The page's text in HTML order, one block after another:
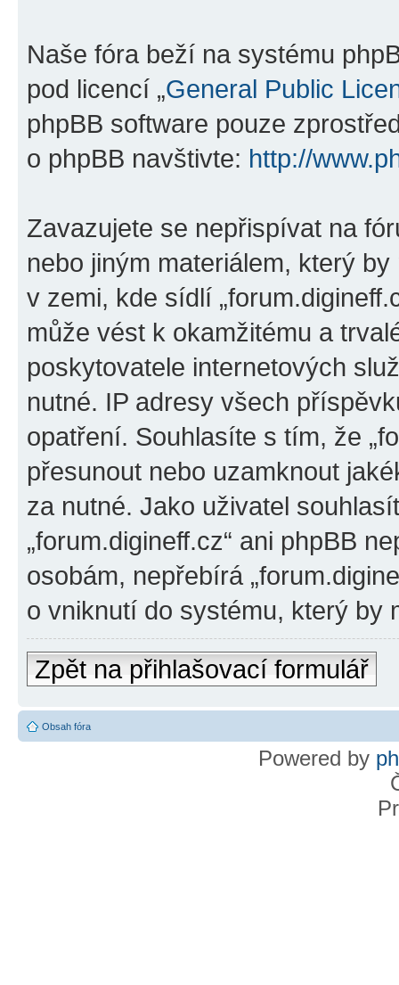
Naše fóra beží na systému
pod licencí „General Public
phpBB software pouze
o phpBB navštivte: http://
Zavazujete se nepřispívat na
nebo jiným materiálem, který
v zemi, kde sídlí
může vést k okamžitému a
poskytovatele internetových
nutné. IP adresy všech
opatření. Souhlasíte s tím, že
přesunout nebo uzamknout
za nutné. Jako uživatel
„forum.digineff.cz“ ani phpBB
osobám, nepřebírá
o vniknutí do systému, který by
Zpět na přihlašovací formulář
Obsah fóra
Powered by